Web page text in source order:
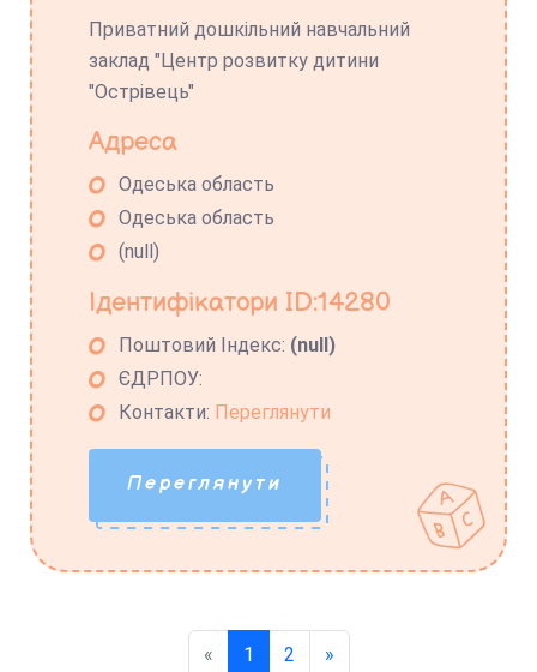
Приватний дошкільний навчальний
заклад "Центр розвитку дитини
"Острівець"
Адреса
Одеська область
Одеська область
(null)
Ідентифікатори ID:14280
Поштовий Індекс: (null)
ЄДРПОУ:
Контакти: Переглянути
Переглянути
« 1 2 »